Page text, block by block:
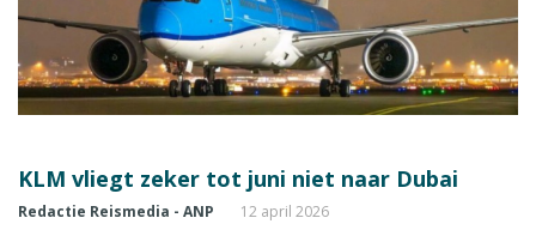
KLM vliegt zeker tot juni niet naar Dubai
Redactie Reismedia - ANP 12 april 2026